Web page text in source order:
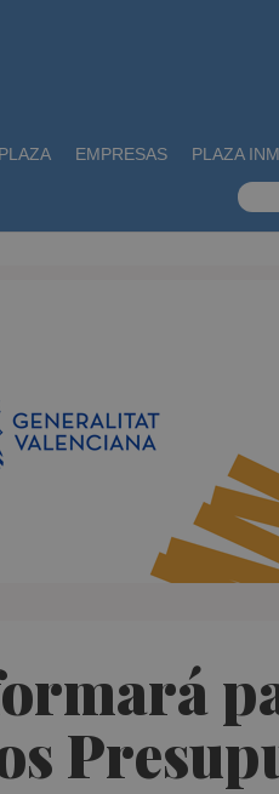
EMPRESAS PLAZA